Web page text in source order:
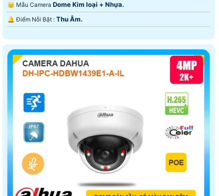
👑 Mẫu Camera Dome Kim loại + Nhựa.
️🔔 Điểm Nỗi Bật : Thu Âm.